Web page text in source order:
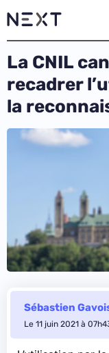
La CNIL
recadrer
la
Sébastien
Le 11 juin 2021 à